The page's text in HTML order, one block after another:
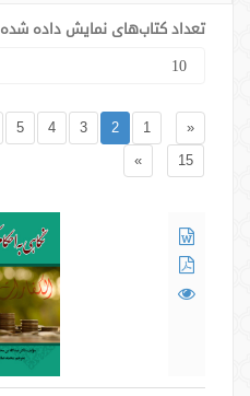
تعداد کتاب‌های نمایش داده شده
«
1
2
3
4
5
15
»